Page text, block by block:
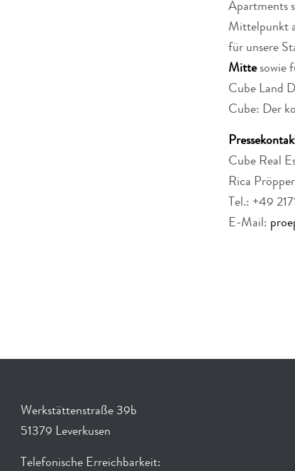
Apartments
Mittelpunkt
für unsere
Mitte sowie
Cube Land
Cube: Der
Cube Real
Rica Pröpper
Tel.: +49
E-Mail:
Werkstättenstraße 39b
51379 Leverkusen
Telefonische Erreichbarkeit: